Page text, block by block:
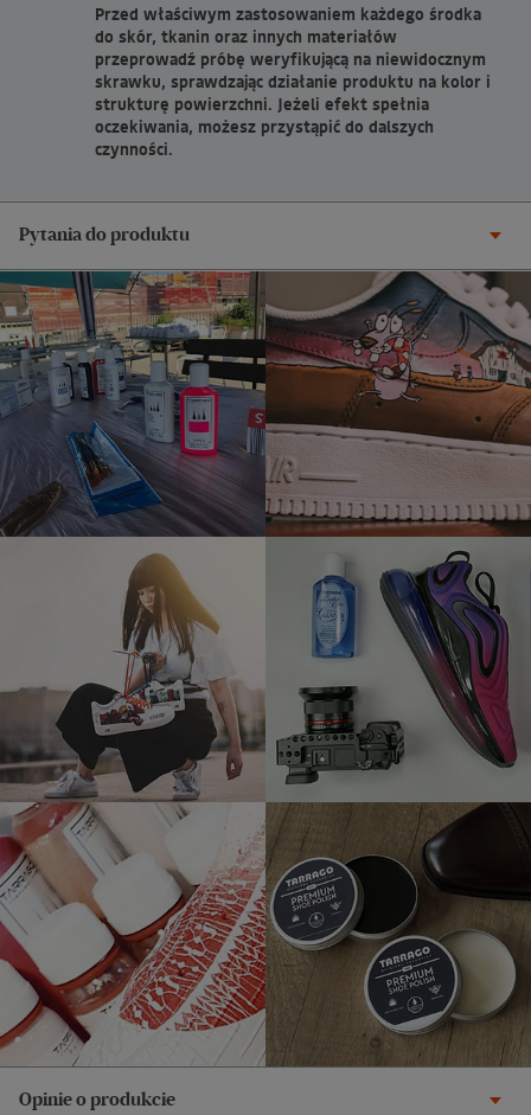
Przed właściwym zastosowaniem każdego środka
do skór, tkanin oraz innych materiałów
przeprowadź próbę weryfikującą na niewidocznym
skrawku, sprawdzając działanie produktu na kolor i
strukturę powierzchni. Jeżeli efekt spełnia
oczekiwania, możesz przystąpić do dalszych
czynności.
Pytania do produktu
Opinie o produkcie